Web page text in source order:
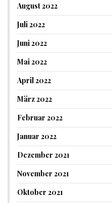
August 2022
Juli 2022
Juni 2022
Mai 2022
April 2022
März 2022
Februar 2022
Januar 2022
Dezember 2021
November 2021
Oktober 2021